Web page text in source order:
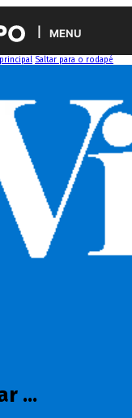
MENU
Saltar para o rodapé
...